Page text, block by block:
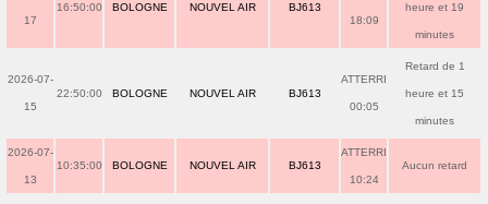
17
16:50:00 BOLOGNE NOUVEL AIR BJ613
18:09
heure et 19
minutes
2026-07-
15
22:50:00 BOLOGNE NOUVEL AIR BJ613
ATTERRI
00:05
Retard de 1
heure et 15
minutes
2026-07-
13
10:35:00 BOLOGNE NOUVEL AIR BJ613
ATTERRI
10:24
Aucun retard